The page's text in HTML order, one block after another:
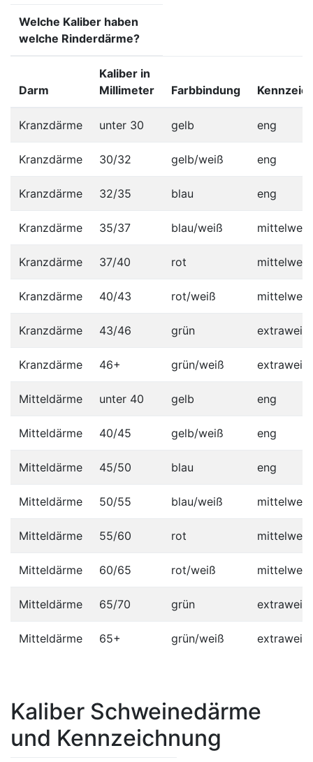
Welche Kaliber haben
welche Rinderdärme?
Darm
Kaliber in
Millimeter
Farbbindung
Kranzdärme unter 30 gelb eng
Kranzdärme 30/32 gelb/weiß eng
Kranzdärme 32/35 blau eng
Kranzdärme 35/37 blau/weiß mittelweit
Kranzdärme 37/40 rot mittelweit
Kranzdärme 40/43 rot/weiß mittelweit
Kranzdärme 43/46 grün extraweit
Kranzdärme 46+ grün/weiß extraweit
Mitteldärme unter 40 gelb eng
Mitteldärme 40/45 gelb/weiß eng
Mitteldärme 45/50 blau eng
Mitteldärme 50/55 blau/weiß mittelweit
Mitteldärme 55/60 rot mittelweit
Mitteldärme 60/65 rot/weiß mittelweit
Mitteldärme 65/70 grün extraweit
Mitteldärme 65+ grün/weiß extraweit
Kaliber Schweinedärme
und Kennzeichnung